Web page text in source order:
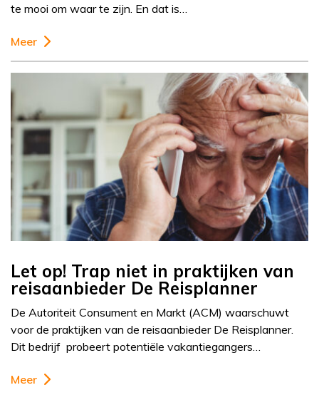
te mooi om waar te zijn. En dat is…
Meer
Let op! Trap niet in praktijken van
reisaanbieder De Reisplanner
De Autoriteit Consument en Markt (ACM) waarschuwt
voor de praktijken van de reisaanbieder De Reisplanner.
Dit bedrijf probeert potentiële vakantiegangers…
Meer